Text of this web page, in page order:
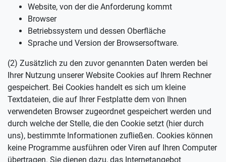
Website, von der die Anforderung kommt
Browser
Betriebssystem und dessen Oberfläche
Sprache und Version der Browsersoftware.
(2) Zusätzlich zu den zuvor genannten Daten werden bei
Ihrer Nutzung unserer Website Cookies auf Ihrem Rechner
gespeichert. Bei Cookies handelt es sich um kleine
Textdateien, die auf Ihrer Festplatte dem von Ihnen
verwendeten Browser zugeordnet gespeichert werden und
durch welche der Stelle, die den Cookie setzt (hier durch
uns), bestimmte Informationen zufließen. Cookies können
keine Programme ausführen oder Viren auf Ihren Computer
übertragen. Sie dienen dazu, das Internetangebot